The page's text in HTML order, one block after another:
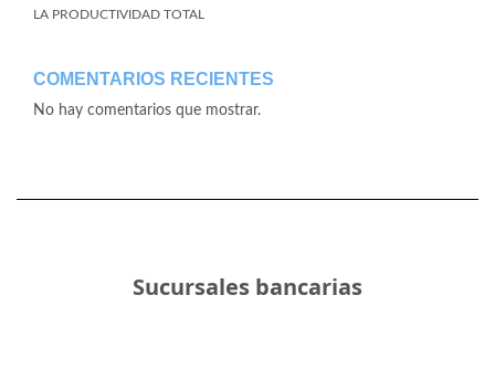
LA PRODUCTIVIDAD TOTAL
COMENTARIOS RECIENTES
No hay comentarios que mostrar.
Sucursales bancarias